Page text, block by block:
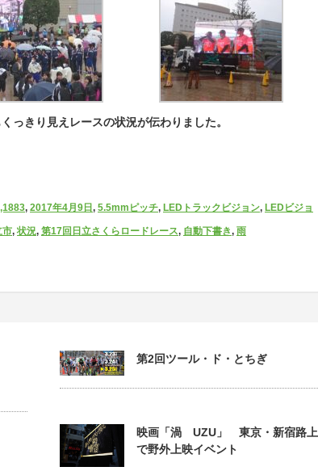
っきり見えレースの状況が伝わりました。
, 2017年4月9日 , 5.5mmピッチ, LEDトラックビジョン, LEDビジョ
市,状況, 第17回日立さくらロードレース, 自動下書き, 雨
第2回ツール・ド・とちぎ
映画「渦 UZU」 東京・新宿路上
で野外上映イベント